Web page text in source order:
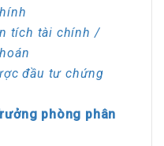
tích tài chính /
đầu tư chứng
phòng phân